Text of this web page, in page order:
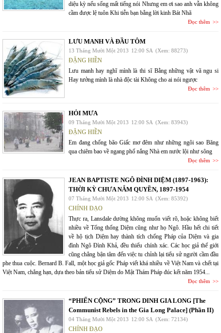
diệu kỳ nếu sống mất tiếng nói Nhưng em ơi sao anh vẫn không
cầm được lệ tuôn Khi tiễn bạn bằng lời kinh Bát Nhã
Đọc thêm
LƯU MANH VÀ ĐẦU TÔM
13 Tháng Mười Một 2013 12:00 SA (Xem: 88273)
ĐẶNG HIỀN
Lưu manh hay nghĩ mình là thi sĩ Bằng những vật vã ngu si
Hay tưởng mình là nhà độc tài Không cho ai nói ngược
Đọc thêm
HỎI MƯA
09 Tháng Mười Một 2013 12:00 SA (Xem: 83943)
ĐẶNG HIỀN
Em đang chống bão Giấc mơ đêm như những ngôi sao Băng
qua chiêm bao về ngang phố nắng Nhà em nước lội như sông
Đọc thêm
JEAN BAPTISTE NGÔ ĐÌNH DIỆM (1897-1963):
THỜI KỲ CHƯA NẮM QUYỀN, 1897-1954
07 Tháng Mười Một 2013 12:00 SA (Xem: 85392)
CHÍNH ĐẠO
Thực ra, Lansdale dường không muốn viết rõ, hoặc không biết
nhiều về Tổng thống Diệm cũng như họ Ngô. Hầu hết chi tiết
về hộ tịch Diệm hay thành tích chống Pháp của Diệm và gia
đình Ngô Đình Khả, đều thiếu chính xác. Các học giả thế giới
cũng chẳng bận tâm đến việc tu chỉnh lại tiểu sử người cầm đầu
phe thua cuộc. Bernard B. Fall, một học giả gốc Pháp viết khá nhiều về Việt Nam và chết tại
Việt Nam, chẳng hạn, dựa theo bản tiểu sử Diệm do Mật Thám Pháp đúc kết năm 1954...
Đọc thêm
“PHIẾN CỘNG” TRONG DINH GIA LONG [The
Communist Rebels in the Gia Long Palace] (Phần II)
04 Tháng Mười Một 2013 12:00 SA (Xem: 72134)
CHÍNH ĐẠO